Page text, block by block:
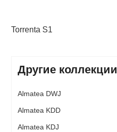
Torrenta S1
Другие коллекции
Almatea DWJ
Almatea KDD
Almatea KDJ